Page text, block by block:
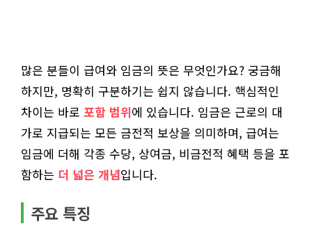
많은 분들이 급여와 임금의 뜻은 무엇인가요? 궁금해
하지만, 명확히 구분하기는 쉽지 않습니다. 핵심적인
차이는 바로 포함 범위에 있습니다. 임금은 근로의 대
가로 지급되는 모든 금전적 보상을 의미하며, 급여는
임금에 더해 각종 수당, 상여금, 비금전적 혜택 등을 포
함하는 더 넓은 개념입니다.
주요 특징